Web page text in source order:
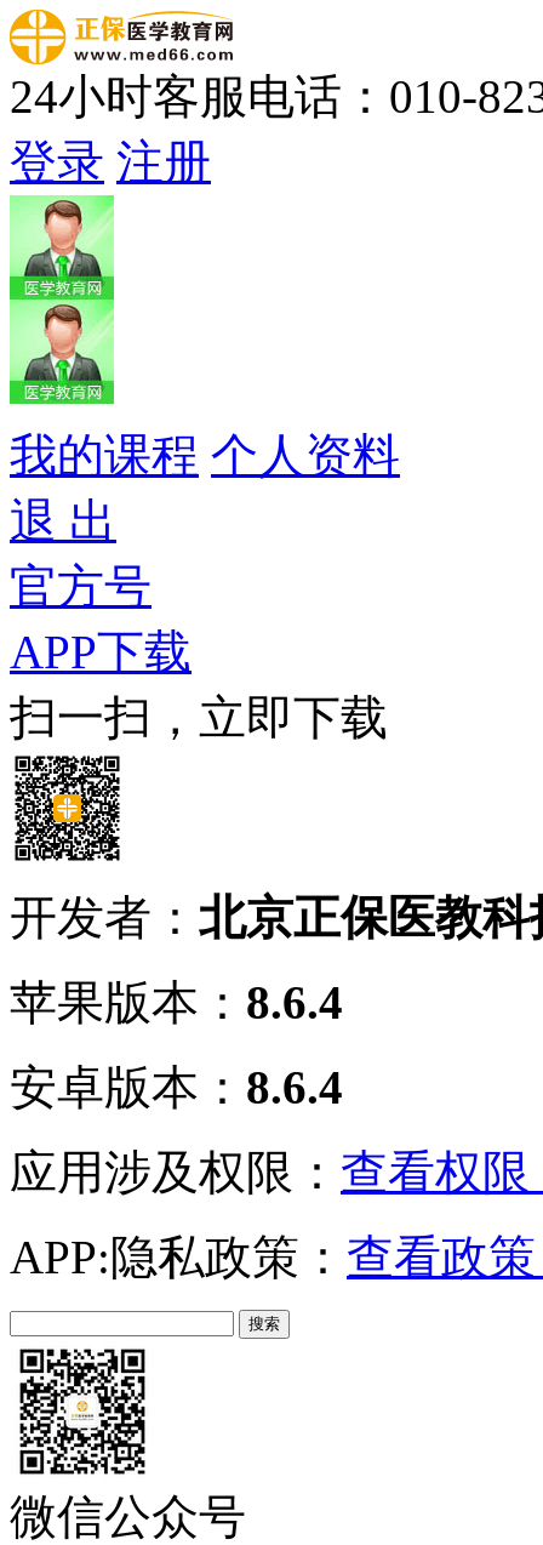
24小时客服电话：010-
登录 注册
我的课程 个人资料
退 出
官方号
APP下载
扫一扫，立即下载
开发者： 北京正保医教
苹果版本： 8.6.4
安卓版本： 8.6.4
应用涉及权限： 查看权限
APP:隐私政策： 查看政
微信公众号